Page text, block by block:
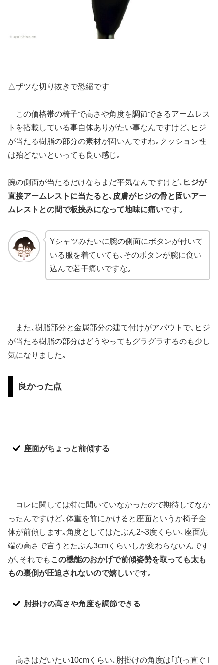
△ザツな切り抜きで恐縮です
この価格帯の椅子で高さや角度を調節できるアームレス
トを搭載している事自体ありがたい事なんですけど､ ヒジ
が当たる樹脂の部分の素材が固いんですわ｡クッション性
は殆どないといっても良い感じ｡
腕の側面が当たるだけならまだ平気なんですけど､ ヒジが
直接アームレストに当たると､皮膚がヒジの骨と固いアー
ムレストとの間で板挟みになって地味に痛いです｡
Yシャツみたいに腕の側面にボタンが付いて
いる服を着ていても､そのボタンが腕に食い
込んで若干痛いですな｡
また､樹脂部分と金属部分の建て付けがアバウトで､ヒジ
が当たる樹脂の部分はどうやってもグラグラするのも少し
気になりました｡
良かった点
座面がちょっと前傾する
コレに関しては特に聞いていなかったので期待してなか
ったんですけど､ 体重を前にかけると座面というか椅子全
体が前傾します｡角度としてはたぶん2~3度くらい､座面先
端の高さで言うとたぶん3cmくらいしか変わらないんです
が､それでも この機能のおかげで前傾姿勢を取っても太も
もの裏側が圧迫されないので嬉しいです｡
肘掛けの高さや角度を調節できる
高さはだいたい10cmくらい､肘掛けの角度は｢真っ直ぐ｣